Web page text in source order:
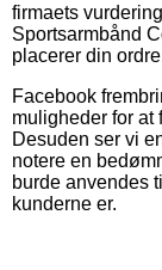
firmaets
Sportsarmbånd
placerer din
Facebook
muligheder for
Desuden ser vi
notere en
burde anvendes
kunderne er.